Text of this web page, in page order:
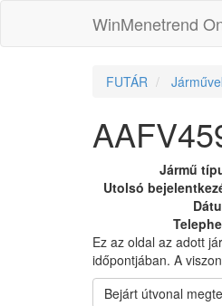
WinMenetrend
FUTÁR
Jármű
Utolsó
Ez az oldal az adott
időpontjában. A
Bejárt útvonal